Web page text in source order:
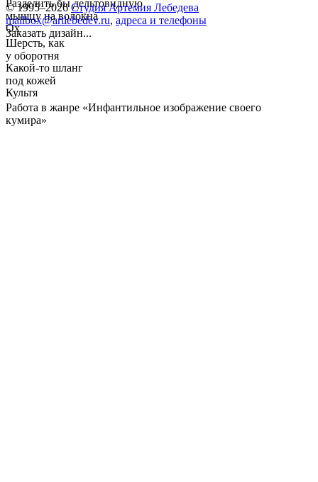
Разделить бы дельтовидную
мышцу на волокна
Ох
Шерсть, как
у оборотня
Какой-то шланг
под кожей
Культя
Работа в жанре «Инфантильное изображение своего
кумира»
© 1995–2026 Студия Артемия Лебедева
mailbox@artlebedev.ru, адреса и телефоны
Заказать дизайн...